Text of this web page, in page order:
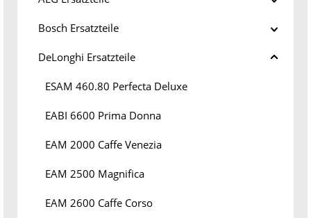
Bosch Ersatzteile
DeLonghi Ersatzteile
ESAM 460.80 Perfecta Deluxe
EABI 6600 Prima Donna
EAM 2000 Caffe Venezia
EAM 2500 Magnifica
EAM 2600 Caffe Corso